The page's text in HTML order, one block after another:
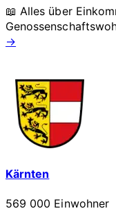
📖 Alles über
→
Kärnten
569 000 Einwohner